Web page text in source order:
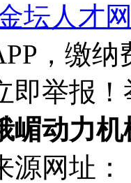
坛人才
，缴
即举报
嵋动力
源网址：